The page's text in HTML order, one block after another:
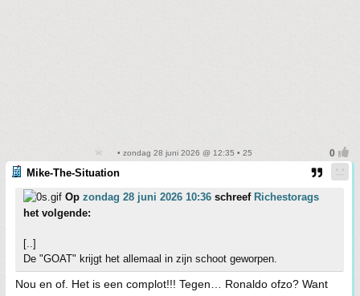
• zondag 28 juni 2026 @ 12:35 • 25
Mike-The-Situation
Op zondag 28 juni 2026 10:36 schreef Richestorags
het volgende:
[..]
De "GOAT" krijgt het allemaal in zijn schoot geworpen.
Nou en of. Het is een complot!!! Tegen… Ronaldo ofzo? Want